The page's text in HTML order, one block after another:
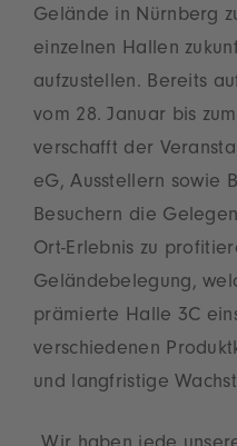
Gelände in Nürnberg
einzelnen Hallen
aufzustellen. Bereits
vom 28. Januar bis
verschafft der
eG, Ausstellern sowie
Besuchern die
Ort-Erlebnis zu
Geländebelegung,
prämierte Halle 3C
verschiedenen
und langfristige